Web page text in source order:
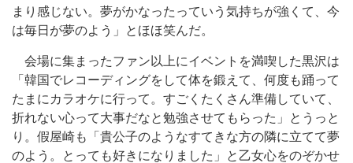
まり感じない。夢がかなったっていう気持ちが強くて、今
は毎日が夢のよう」とほほ笑んだ。
会場に集まったファン以上にイベントを満喫した黒沢は
「韓国でレコーディングをして体を鍛えて、何度も踊って
たまにカラオケに行って。すごくたくさん準備していて、
折れない心って大事だなと勉強させてもらった」とうっと
り。假屋崎も「貴公子のようなすてきな方の隣に立てて夢
のよう。とっても好きになりました」と乙女心をのぞかせ